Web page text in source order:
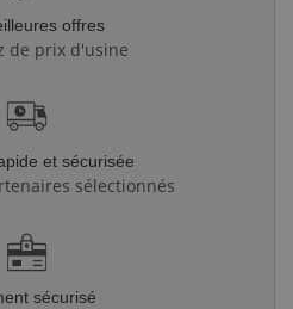
offres
de prix d'usine
et sécurisée
sélectionnés
sécurisé